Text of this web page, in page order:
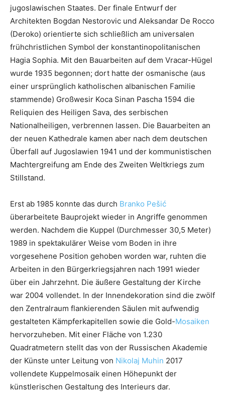
jugoslawischen Staates. Der finale Entwurf der
Architekten Bogdan Nestorovic und Aleksandar De Rocco
(Deroko) orientierte sich schließlich am universalen
frühchristlichen Symbol der konstantinopolitanischen
Hagia Sophia. Mit den Bauarbeiten auf dem Vracar-Hügel
wurde 1935 begonnen; dort hatte der osmanische (aus
einer ursprünglich katholischen albanischen Familie
stammende) Großwesir Koca Sinan Pascha 1594 die
Reliquien des Heiligen Sava, des serbischen
Nationalheiligen, verbrennen lassen. Die Bauarbeiten an
der neuen Kathedrale kamen aber nach dem deutschen
Überfall auf Jugoslawien 1941 und der kommunistischen
Machtergreifung am Ende des Zweiten Weltkriegs zum
Stillstand.
Erst ab 1985 konnte das durch Branko Pešić
überarbeitete Bauprojekt wieder in Angriffe genommen
werden. Nachdem die Kuppel (Durchmesser 30,5 Meter)
1989 in spektakulärer Weise vom Boden in ihre
vorgesehene Position gehoben worden war, ruhten die
Arbeiten in den Bürgerkriegsjahren nach 1991 wieder
über ein Jahrzehnt. Die äußere Gestaltung der Kirche
war 2004 vollendet. In der Innendekoration sind die zwölf
den Zentralraum flankierenden Säulen mit aufwendig
gestalteten Kämpferkapitellen sowie die Gold-Mosaiken
hervorzuheben. Mit einer Fläche von 1.230
Quadratmetern stellt das von der Russischen Akademie
der Künste unter Leitung von Nikolaj Muhin 2017
vollendete Kuppelmosaik einen Höhepunkt der
künstlerischen Gestaltung des Interieurs dar.